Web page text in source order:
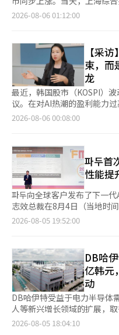
AI基础设施解决方案供应商
持续实践经济价值与社会价值共同
长约90%。营业利润为9314
布。※ 本报道经人工智能（
始。” 托卡耶夫总统还提到，哈萨克斯坦在联合国电子政务发展
指数中排名193个国家的第24
公布。在同一调查的在线服
沙尼亚一起进入前十名。 今年被托卡耶夫总统宣布为“数字化与
人工智能之年”。这并非仅
人工智能数字发展部，将人
立为独立部门。 两个月后，哈萨克斯坦签署了人工智能法律。该
法律于今年1月18日生效，使
面人工智能法律体系的国家
义务，并赋予政府通过国家
机于2025年7月投入使用，使
在全球超级计算机排名
超级计算机。这里还将训练
哈萨克斯坦似乎并不打算止
达和开发公司Firebird签署了
巴斯图兹附近建设数据中心
单元的集群。 人力资源方面也在积极推进。今年1月，哈萨克斯坦
参与了OpenAI项目，决定向
3月的公投，于7月1日生效，
基于创新的国家发展方向在
在23日举行新宪法所设立的单院
上，风险投资公司
责人凯夫·李、奥林匹克国
Kaspikz的联合创始人米哈
席执行官蒂穆尔·图尔洛夫也
深圳成分指数上涨1.86%，收
扩大的担忧有所缓解，资金
情绪蔓延至中国，AI服务器
弹。市场普遍认为，中国的
着投资的信心。 与美国和伊朗之间的战争相关紧张局势的缓解也
对中国股市产生了积极影响
原油等国际油价下跌。 中信证券在当天的报告中指出：“经过一
段时间的波动后，市场再次
股的估值将恢复。我们应关
股票表现疲软。由于美国有
利空因素。光模块企业在开
否会推进该政策的不确定性
下跌约6%，新易盛下跌5%，而天
层陶瓷电容器）板块表现强
停。银河证券在当天的报告
需求的高速增长，MLCC的需
延长。超高容量MLCC目前库
短缺现象将长期存在。” 与此同时，中国人民银行当天公布的美
元兑人民币汇率中间价为
人民币升值0.04%。※ 本报道
2026-08-06 01:12:00
【采
束，
龙
最近，韩国股市（KOSPI）
议。在对AI热潮的盈利能力
内大幅下跌。许多投资者都在疑
调：“如果问AI热潮是否结束
是刚刚开始。” 他在采访中反复强调的观点很简单：应关注市场
的长期趋势，而非短期流行
为“最被动的投资”。在当前
场变化调整投资组合，而投
此应关注主动型ETF。他表
场情况改变颜色。” “人工智能不是结束，而是开始……主动型
ETF如变色龙” 金部长预测，人工智能将在下半年继续成为市场的
场的变化。 他说：“AI产业中包含半导体、电力、数据中心、通
信、光通信等多个领域。”
因此理解细分行业的动态非常重要。” 他进一
导体可能会受到关注，但在
可能会成为市场的中心。”
些动态。” 因此，他认为主动型ETF的角色至关重要。专家们可以
根据市场情况调整投资比例
产。 金部长强调：“主动型ETF才是真正最被动的投资，投资者应
2026-08-06 00:08:00
파두首
性能提
파두向全球客户发布了下一代
志效总裁在8月4日（当地时
2026’上发表主题演讲，强
두计划在2028年向客户提供
代‘Gen7’控制器样品，以抢占市场。 展
Gen6控制器及其搭载的实物
Gen5相比，Gen6的性能提
本（TCO）降低的效果。预
品。 南以炫代表表示：“我们将在全球舞台上证明技术实力，发
掘新客户，并加强在AI数据
位。”※ 本报道经人工智能（
2026-08-05 19:52:00
DB哈
亿韩元
动
DB哈伊特受益于电力半导体
人等新兴增长领域的扩展，取得了良好
公告，第二季度合并营业收
2026-08-05 18:04:10